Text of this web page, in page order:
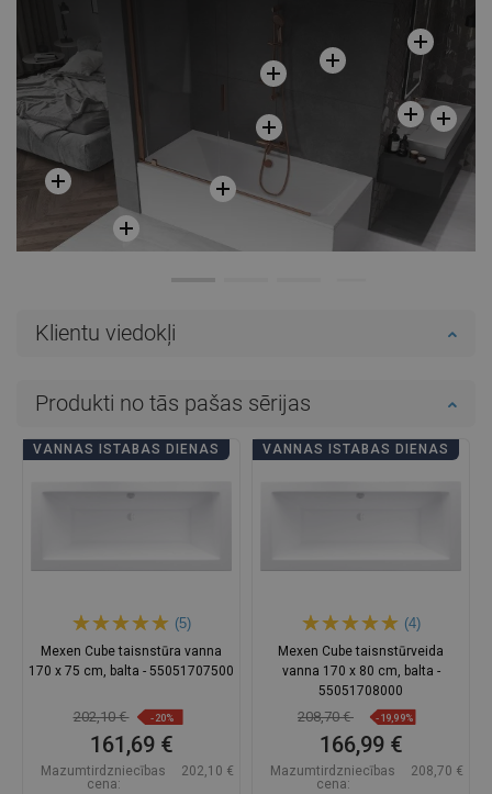
Iecienītākie
Klientu viedokļi
Produkti no tās pašas sērijas
VANNAS ISTABAS DIENAS
(5)
Mexen Cube taisnstūra vanna
170 x 75 cm, balta - 55051707500
202,10 € -20%
161,69 €
Mazumtirdzniecības
cena:
202,10 €
VANNAS ISTABAS DIENAS
(4)
Mexen Cube taisnstūrveida
vanna 170 x 80 cm, balta -
55051708000
208,70 € -19,99%
166,99 €
Mazumtirdzniecības
cena:
208,70 €